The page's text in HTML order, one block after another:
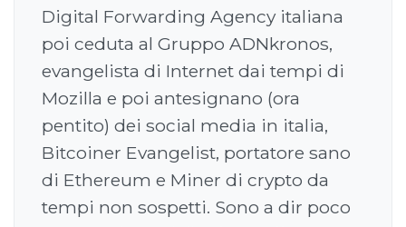
Digital Forwarding Agency italiana
poi ceduta al Gruppo ADNkronos,
evangelista di Internet dai tempi di
Mozilla e poi antesignano (ora
pentito) dei social media in italia,
Bitcoiner Evangelist, portatore sano
di Ethereum e Miner di crypto da
tempi non sospetti. Sono a dir poco